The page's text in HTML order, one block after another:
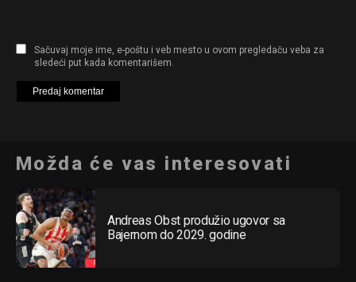
Sačuvaj moje ime, e-poštu i veb mesto u ovom pregledaču veba za
sledeći put kada komentarišem.
Možda će vas interesovati
Andreas Obst produžio ugovor sa
Bajernom do 2029. godine